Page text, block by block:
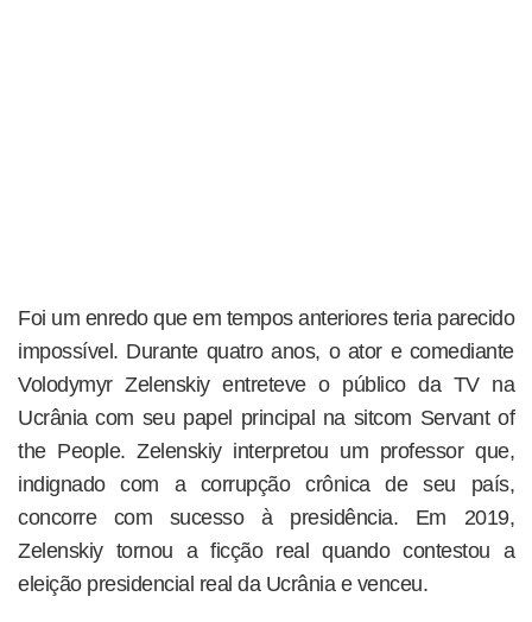
Foi um enredo que em tempos anteriores teria parecido
impossível. Durante quatro anos, o ator e comediante
Volodymyr Zelenskiy entreteve o público da TV na
Ucrânia com seu papel principal na sitcom Servant of
the People. Zelenskiy interpretou um professor que,
indignado com a corrupção crônica de seu país,
concorre com sucesso à presidência. Em 2019,
Zelenskiy tornou a ficção real quando contestou a
eleição presidencial real da Ucrânia e venceu.